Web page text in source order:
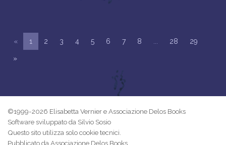
« 1 2 3 4 5 6 7 8 28 29
»
©1999-2026 Elisabetta Vernier e Associazione Delos Books
Software sviluppato da Silvio Sosio
Questo sito utilizza solo cookie tecnici.
Pubblicato da Associazione Delos Books